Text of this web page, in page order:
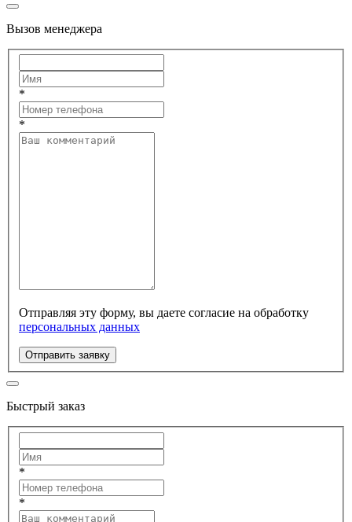
Вызов менеджера
*
*
Отправляя эту форму, вы даете согласие на обработку
персональных данных
Отправить заявку
Быстрый заказ
*
*